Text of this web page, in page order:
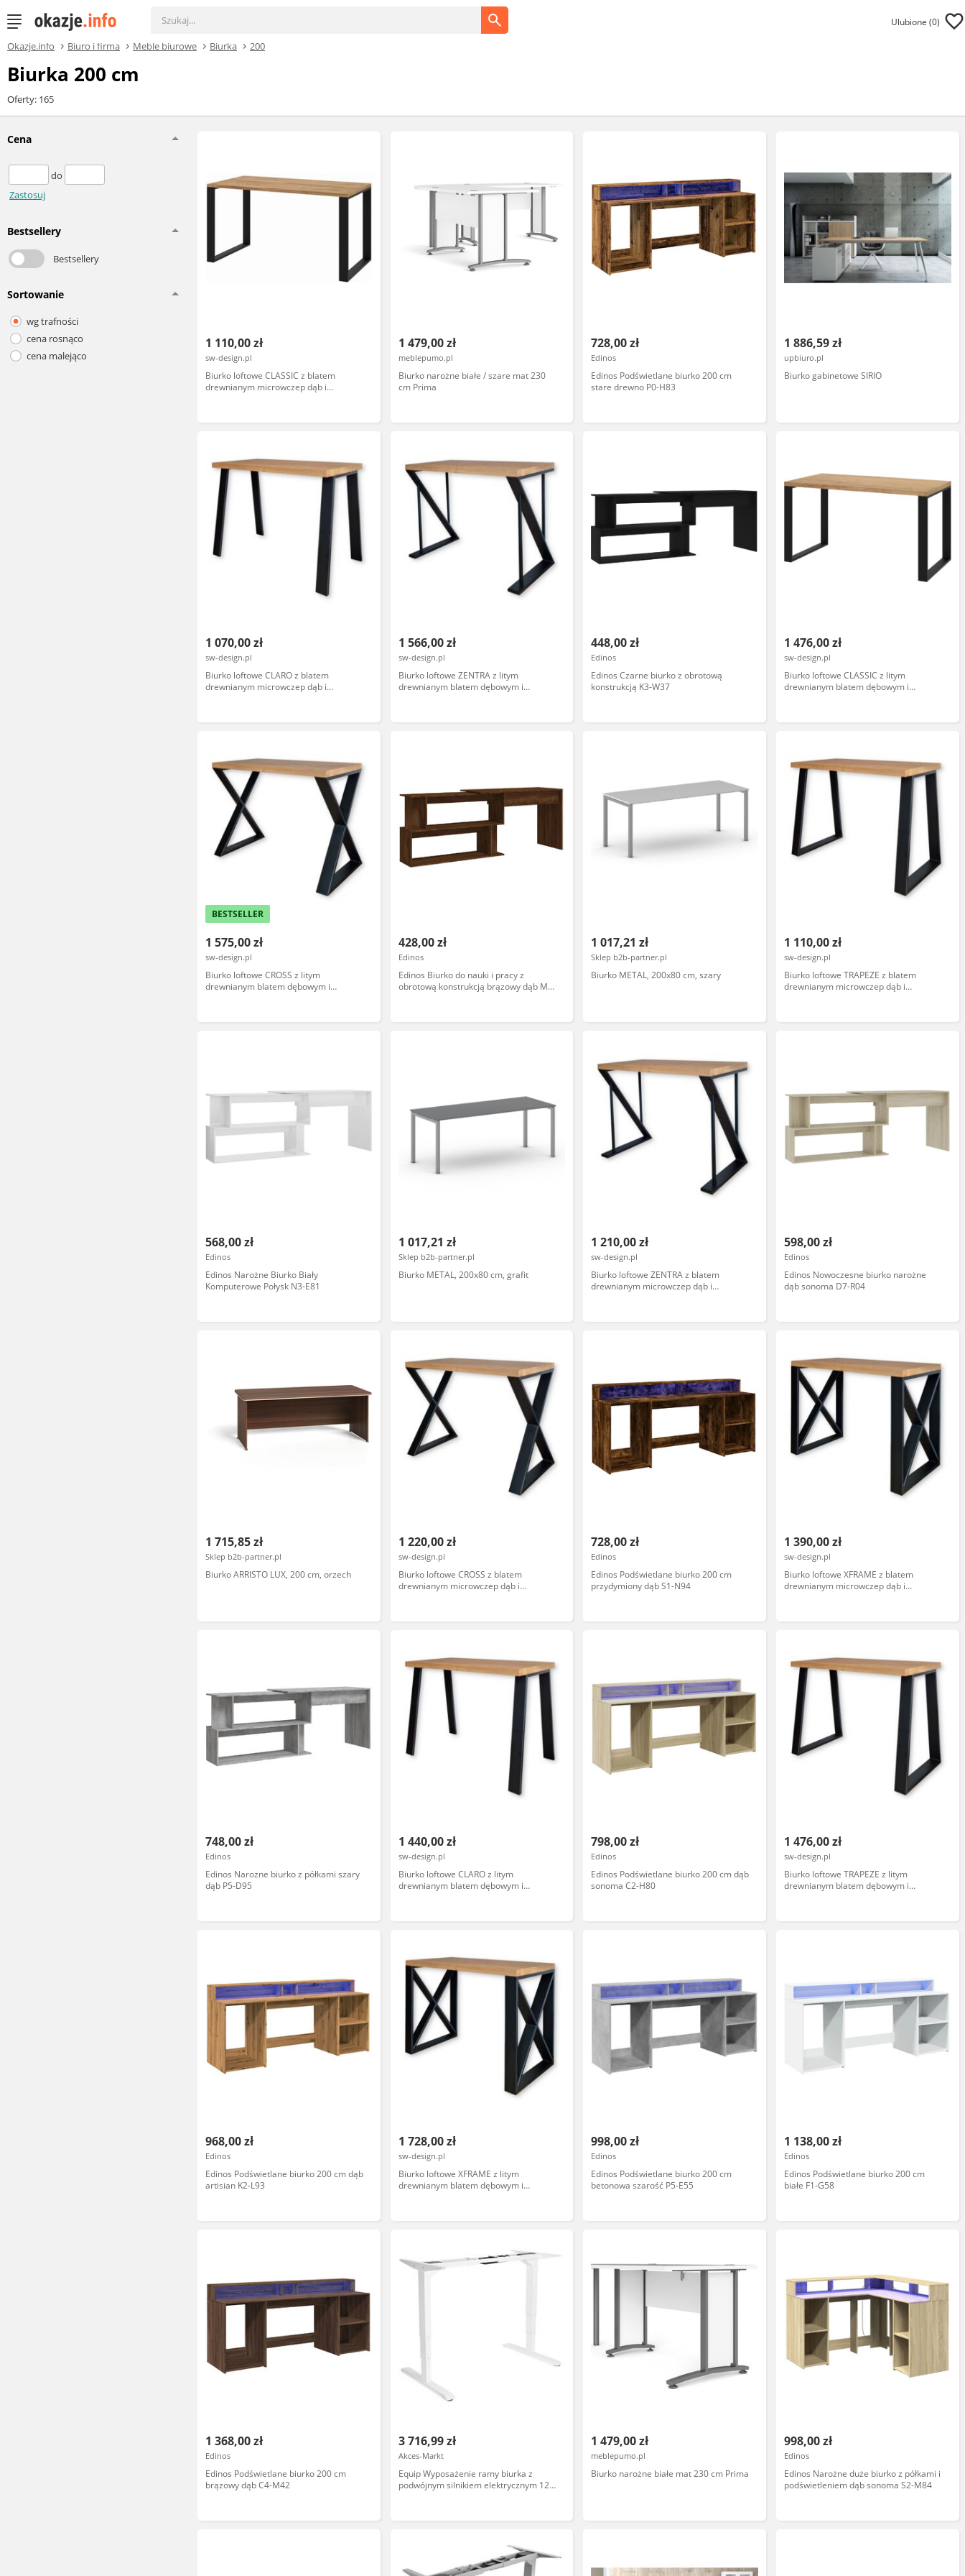
Ulubione (0)
Okazje.info Biuro i firma Meble biurowe Biurka 200
Biurka 200 cm
Oferty: 165
Cena
do
Zastosuj
Bestsellery
Bestsellery
Sortowanie
wg trafności
cena rosnąco
cena malejąco
1 110,00 zł
sw-design.pl
Biurko loftowe CLASSIC z blatem
drewnianym microwczep dąb i
1 479,00 zł
meblepumo.pl
Biurko narożne białe / szare mat 230
cm Prima
728,00 zł
Edinos
Edinos Podświetlane biurko 200 cm
stare drewno P0-H83
1 886,59 zł
upbiuro.pl
Biurko gabinetowe SIRIO
1 070,00 zł
sw-design.pl
Biurko loftowe CLARO z blatem
drewnianym microwczep dąb i
1 566,00 zł
sw-design.pl
Biurko loftowe ZENTRA z litym
drewnianym blatem dębowym i
448,00 zł
Edinos
Edinos Czarne biurko z obrotową
konstrukcją K3-W37
1 476,00 zł
sw-design.pl
Biurko loftowe CLASSIC z litym
drewnianym blatem dębowym i
BESTSELLER
1 575,00 zł
sw-design.pl
Biurko loftowe CROSS z litym
drewnianym blatem dębowym i
428,00 zł
Edinos
Edinos Biurko do nauki i pracy z
obrotową konstrukcją brązowy dąb M8-
1 017,21 zł
Sklep b2b-partner.pl
Biurko METAL, 200x80 cm, szary
1 110,00 zł
sw-design.pl
Biurko loftowe TRAPEZE z blatem
drewnianym microwczep dąb i
568,00 zł
Edinos
Edinos Narożne Biurko Biały
Komputerowe Połysk N3-E81
1 017,21 zł
Sklep b2b-partner.pl
Biurko METAL, 200x80 cm, grafit
1 210,00 zł
sw-design.pl
Biurko loftowe ZENTRA z blatem
drewnianym microwczep dąb i
598,00 zł
Edinos
Edinos Nowoczesne biurko narożne
dąb sonoma D7-R04
1 715,85 zł
Sklep b2b-partner.pl
Biurko ARRISTO LUX, 200 cm, orzech
1 220,00 zł
sw-design.pl
Biurko loftowe CROSS z blatem
drewnianym microwczep dąb i
728,00 zł
Edinos
Edinos Podświetlane biurko 200 cm
przydymiony dąb S1-N94
1 390,00 zł
sw-design.pl
Biurko loftowe XFRAME z blatem
drewnianym microwczep dąb i
748,00 zł
Edinos
Edinos Narożne biurko z półkami szary
dąb P5-D95
1 440,00 zł
sw-design.pl
Biurko loftowe CLARO z litym
drewnianym blatem dębowym i
798,00 zł
Edinos
Edinos Podświetlane biurko 200 cm dąb
sonoma C2-H80
1 476,00 zł
sw-design.pl
Biurko loftowe TRAPEZE z litym
drewnianym blatem dębowym i
968,00 zł
Edinos
Edinos Podświetlane biurko 200 cm dąb
artisian K2-L93
1 728,00 zł
sw-design.pl
Biurko loftowe XFRAME z litym
drewnianym blatem dębowym i
998,00 zł
Edinos
Edinos Podświetlane biurko 200 cm
betonowa szarość P5-E55
1 138,00 zł
Edinos
Edinos Podświetlane biurko 200 cm
białe F1-G58
1 368,00 zł
Edinos
Edinos Podświetlane biurko 200 cm
brązowy dąb C4-M42
3 716,99 zł
Akces-Markt
Equip Wyposażenie ramy biurka z
podwójnym silnikiem elektrycznym 125
1 479,00 zł
meblepumo.pl
Biurko narożne białe mat 230 cm Prima
998,00 zł
Edinos
Edinos Narożne duże biurko z półkami i
podświetleniem dąb sonoma S2-M84